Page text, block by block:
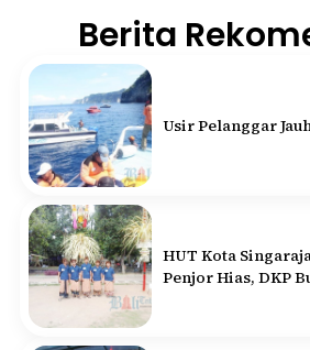
Berita
Usir Pelanggar
HUT Kota
Penjor Hias, DKP